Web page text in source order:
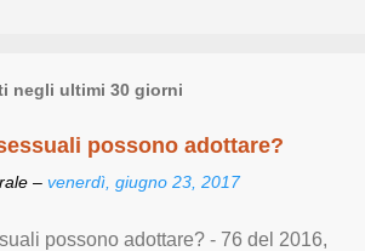
negli ultimi 30 giorni
possono adottare?
– venerdì, giugno 23, 2017
possono adottare? - 76 del 2016,